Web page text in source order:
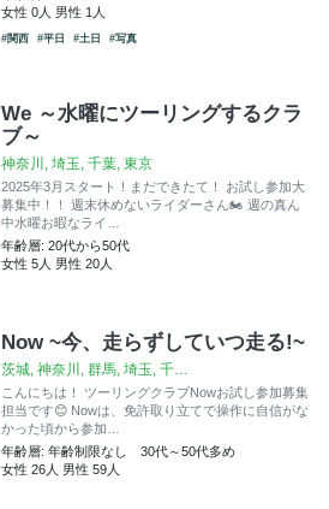
女性 0人 男性 1人
#関西 #平日 #土日 #写真
We ～水曜にツーリングするクラ
ブ～
神奈川, 埼玉, 千葉, 東京
2025年3月スタート！まだできたて！ お試し参加大
募集中！！ 週末休めないライダーさん🏍 週の真ん
中水曜お暇なライ…
年齢層: 20代から50代
女性 5人 男性 20人
Now ~今、走らずしていつ走る!~
茨城, 神奈川, 群馬, 埼玉, 千…
こんにちは！ ツーリングクラブNowお試し参加募集
担当です😊 Nowは、免許取り立てで操作に自信がな
かった頃から参加…
年齢層: 年齢制限なし 30代～50代多め
女性 26人 男性 59人